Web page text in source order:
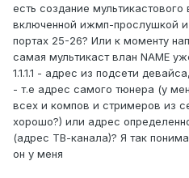
есть создание
включенной ижмп-прослушкой и
портах 25-26? Или к моменту
самая мультикаст влан NAME
1.1.1.1 - адрес из подсети
- т.е адрес самого тюнера (у
всех и компов и стримеров из
хорошо?) или адрес
(адрес ТВ-канала)? Я так
он у меня